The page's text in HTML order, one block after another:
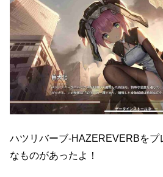
ハツリバーブ-HAZEREVERBをプ
なものがあったよ！